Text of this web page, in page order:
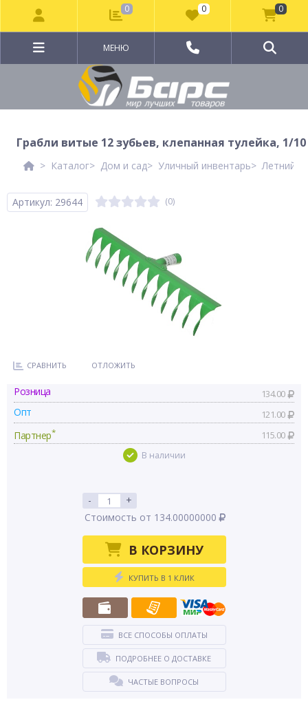
МЕНЮ
Грабли витые 12 зубьев, клепанная тулейка, 1/10
Каталог Дом и сад Уличный инвентарь Летний
Артикул: 29644 (0)
СРАВНИТЬ ОТЛОЖИТЬ
Розница 134.00
Опт 121.00
Партнер* 115.00
В наличии
-
+
Стоимость от 134.00000000
В КОРЗИНУ
КУПИТЬ В 1 КЛИК
ВСЕ СПОСОБЫ ОПЛАТЫ
ПОДРОБНЕЕ О ДОСТАВКЕ
ЧАСТЫЕ ВОПРОСЫ
0 0 0